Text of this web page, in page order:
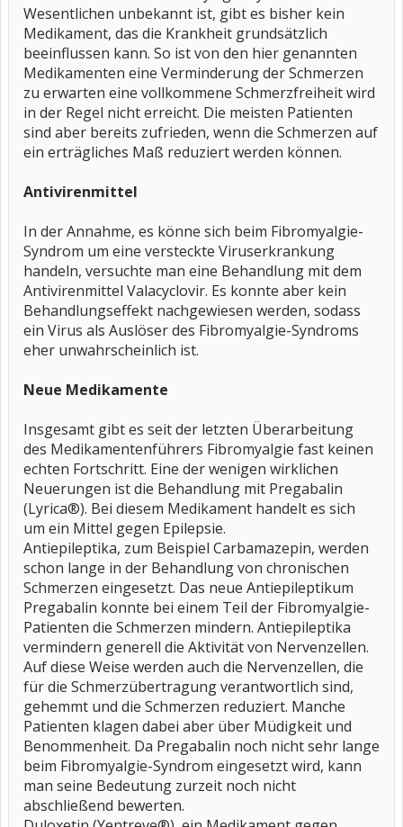
Wesentlichen unbekannt ist, gibt es bisher kein
Medikament, das die Krankheit grundsätzlich
beeinflussen kann. So ist von den hier genannten
Medikamenten eine Verminderung der Schmerzen
zu erwarten eine vollkommene Schmerzfreiheit wird
in der Regel nicht erreicht. Die meisten Patienten
sind aber bereits zufrieden, wenn die Schmerzen auf
ein erträgliches Maß reduziert werden können.
Antivirenmittel
In der Annahme, es könne sich beim Fibromyalgie-
Syndrom um eine versteckte Viruserkrankung
handeln, versuchte man eine Behandlung mit dem
Antivirenmittel Valacyclovir. Es konnte aber kein
Behandlungseffekt nachgewiesen werden, sodass
ein Virus als Auslöser des Fibromyalgie-Syndroms
eher unwahrscheinlich ist.
Neue Medikamente
Insgesamt gibt es seit der letzten Überarbeitung
des Medikamentenführers Fibromyalgie fast keinen
echten Fortschritt. Eine der wenigen wirklichen
Neuerungen ist die Behandlung mit Pregabalin
(Lyrica®). Bei diesem Medikament handelt es sich
um ein Mittel gegen Epilepsie.
Antiepileptika, zum Beispiel Carbamazepin, werden
schon lange in der Behandlung von chronischen
Schmerzen eingesetzt. Das neue Antiepileptikum
Pregabalin konnte bei einem Teil der Fibromyalgie-
Patienten die Schmerzen mindern. Antiepileptika
vermindern generell die Aktivität von Nervenzellen.
Auf diese Weise werden auch die Nervenzellen, die
für die Schmerzübertragung verantwortlich sind,
gehemmt und die Schmerzen reduziert. Manche
Patienten klagen dabei aber über Müdigkeit und
Benommenheit. Da Pregabalin noch nicht sehr lange
beim Fibromyalgie-Syndrom eingesetzt wird, kann
man seine Bedeutung zurzeit noch nicht
abschließend bewerten.